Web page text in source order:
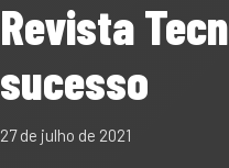
Revista
sucesso
27 de julho de 2021